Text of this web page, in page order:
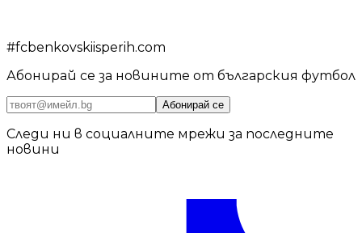
#fcbenkovskiisperih.com
Абонирай се за новините от българския футбол
Абонирай се
Следи ни в социалните мрежи за последните
новини